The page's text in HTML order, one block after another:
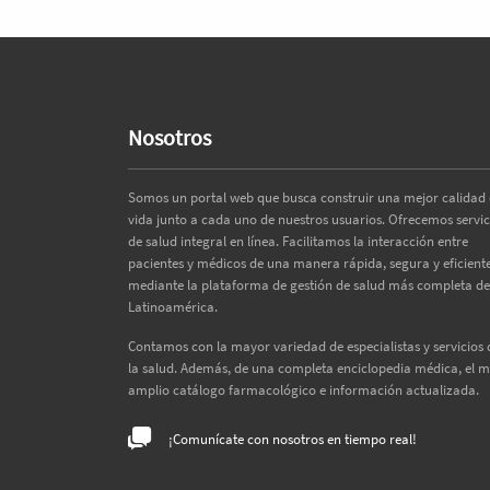
Nosotros
Somos un portal web que busca construir una mejor calidad
vida junto a cada uno de nuestros usuarios. Ofrecemos
de salud integral en línea. Facilitamos la interacción entre
pacientes y médicos de una manera rápida, segura y
mediante la plataforma de gestión de salud más completa de
Latinoamérica.
Contamos con la mayor variedad de especialistas y servicios
la salud. Además, de una completa enciclopedia médica, el
amplio catálogo farmacológico e información actualizada.
¡Comunícate con nosotros en tiempo real!